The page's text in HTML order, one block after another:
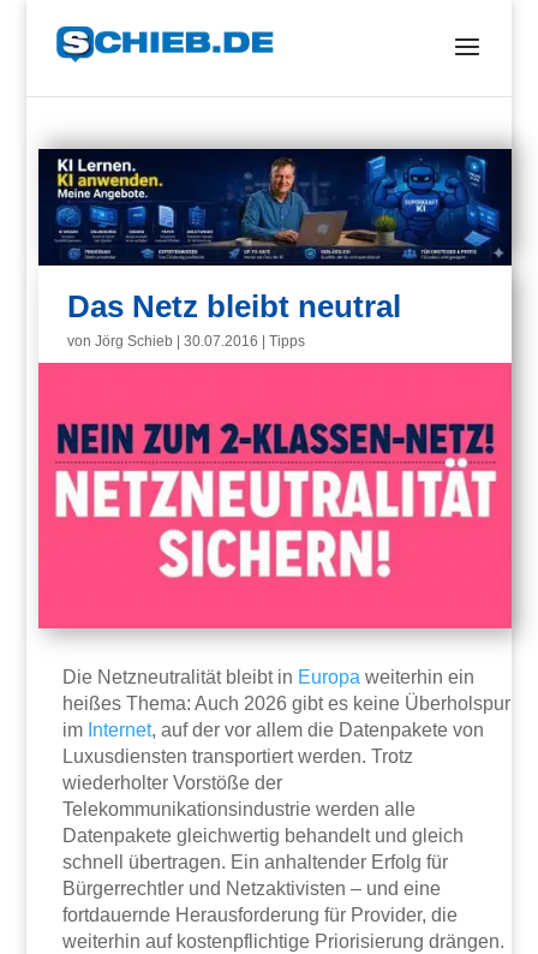
Das Netz bleibt neutral
vonJörg Schieb |30.07.2016 |Tipps
Die Netzneutralität bleibt in Europa weiterhin ein
heißes Thema: Auch 2026 gibt es keine Überholspur
im Internet, auf der vor allem die Datenpakete von
Luxusdiensten transportiert werden. Trotz
wiederholter Vorstöße der
Telekommunikationsindustrie werden alle
Datenpakete gleichwertig behandelt und gleich
schnell übertragen. Ein anhaltender Erfolg für
Bürgerrechtler und Netzaktivisten – und eine
fortdauernde Herausforderung für Provider, die
weiterhin auf kostenpflichtige Priorisierung drängen.